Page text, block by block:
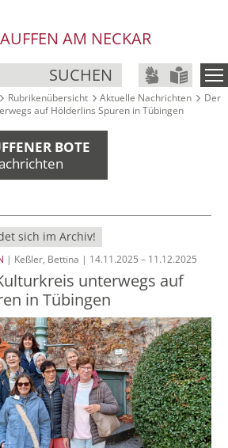
AM NECKAR
SUCHEN
Rubrikenübersicht Aktuelle Nachrichten
Der
auf Hölderlins Spuren in Tübingen
BOTE
sich im Archiv!
| Keßler, Bettina | 14.11.2025 – 11.12.2025
unterwegs auf
in Tübingen